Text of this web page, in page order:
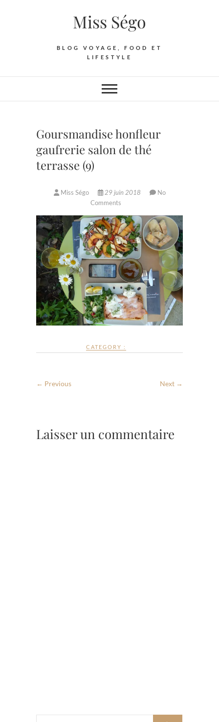
Miss Ségo
BLOG VOYAGE, FOOD ET
LIFESTYLE
Goursmandise honfleur
gaufrerie salon de thé
terrasse (9)
Miss Ségo 29 juin 2018
No
Comments
CATEGORY :
← Previous Next →
Laisser un commentaire